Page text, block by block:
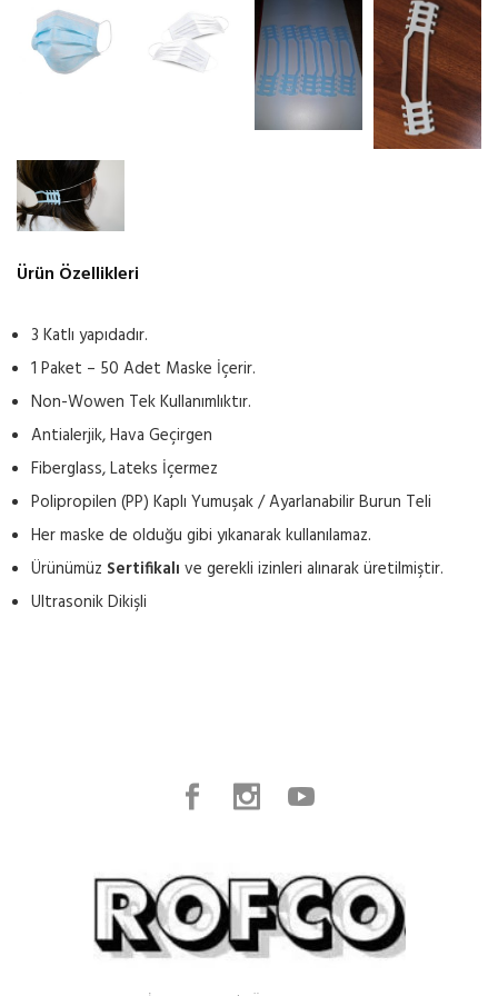
Ürün Özellikleri
3 Katlı yapıdadır.
1 Paket – 50 Adet Maske İçerir.
Non-Wowen Tek Kullanımlıktır.
Antialerjik, Hava Geçirgen
Fiberglass, Lateks İçermez
Polipropilen (PP) Kaplı Yumuşak / Ayarlanabilir Burun Teli
Her maske de olduğu gibi yıkanarak kullanılamaz.
Ürünümüz Sertifikalıve gerekli izinleri alınarak üretilmiştir.
Ultrasonik Dikişli